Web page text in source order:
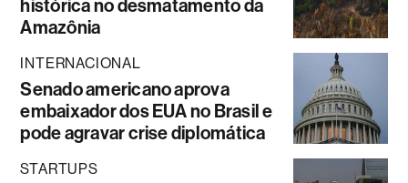
histórica no desmatamento da
Amazônia
INTERNACIONAL
Senado americano aprova
embaixador dos EUA no Brasil e
pode agravar crise diplomática
STARTUPS